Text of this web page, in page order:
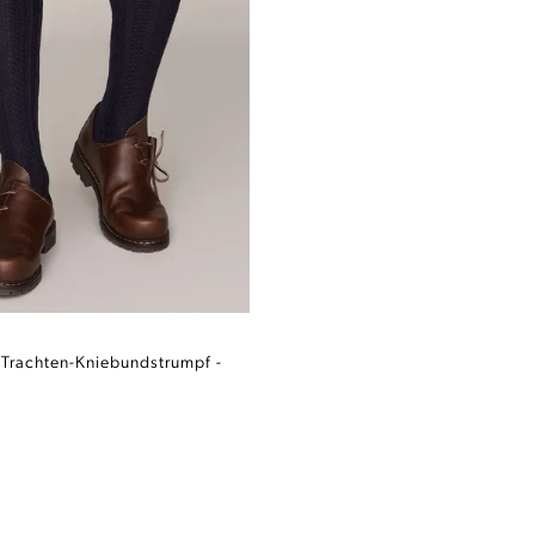
Kniebundstrumpf -